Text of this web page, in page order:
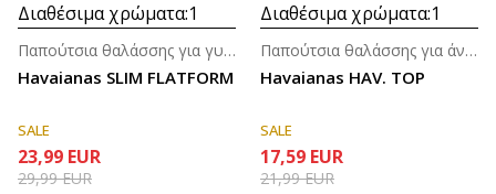
Διαθέσιμα χρώματα:1
Havaianas SLIM FLATFORM
Παπούτσια θαλάσσης για γυναίκες
SALE
23,99 EUR
29,99EUR
Διαθέσιμα χρώματα:1
Havaianas HAV. TOP
Παπούτσια θαλάσσης για άνδρες
SALE
17,59 EUR
21,99EUR